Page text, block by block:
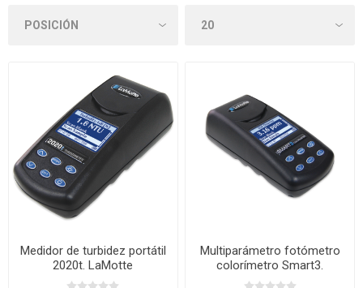
Medidor de turbidez portátil
2020t. LaMotte
Multiparámetro fotómetro
colorímetro Smart3.
LaMotte